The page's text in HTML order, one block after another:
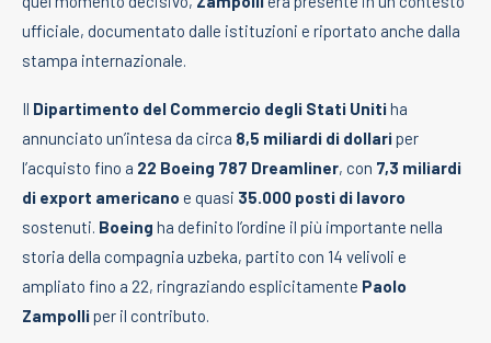
ufficiale, documentato dalle istituzioni e riportato anche dalla
stampa internazionale.
Il Dipartimento del Commercio degli Stati Unitiha
annunciato un’intesa da circa 8,5 miliardi di dollariper
l’acquisto fino a 22 Boeing 787 Dreamliner, con 7,3 miliardi
di export americano e quasi 35.000 posti di lavoro
sostenuti. Boeing ha definito l’ordine il più importante nella
storia della compagnia uzbeka, partito con 14 velivoli e
ampliato fino a 22, ringraziando esplicitamente Paolo
Zampolliper il contributo.